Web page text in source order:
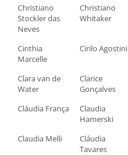
Christiano
Stockler das
Neves
Christiano
Whitaker
Cinthia
Marcelle
Cirilo Agostini
Clara van de
Water
Clarice
Gonçalves
Cláudia França
Claudia
Hamerski
Claudia Melli
Cláudia
Tavares